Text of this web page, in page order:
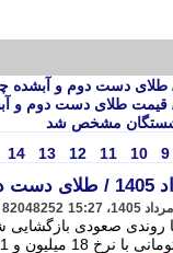
مشخص شد
9
10
11
12
13
14
82048252
طلا امروز شنبه 17 مرداد 1405